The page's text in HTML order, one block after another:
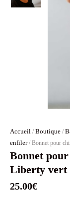
Accueil / Boutique /
enfiler/ Bonnet pour
Bonnet
Liberty vert
25.00€